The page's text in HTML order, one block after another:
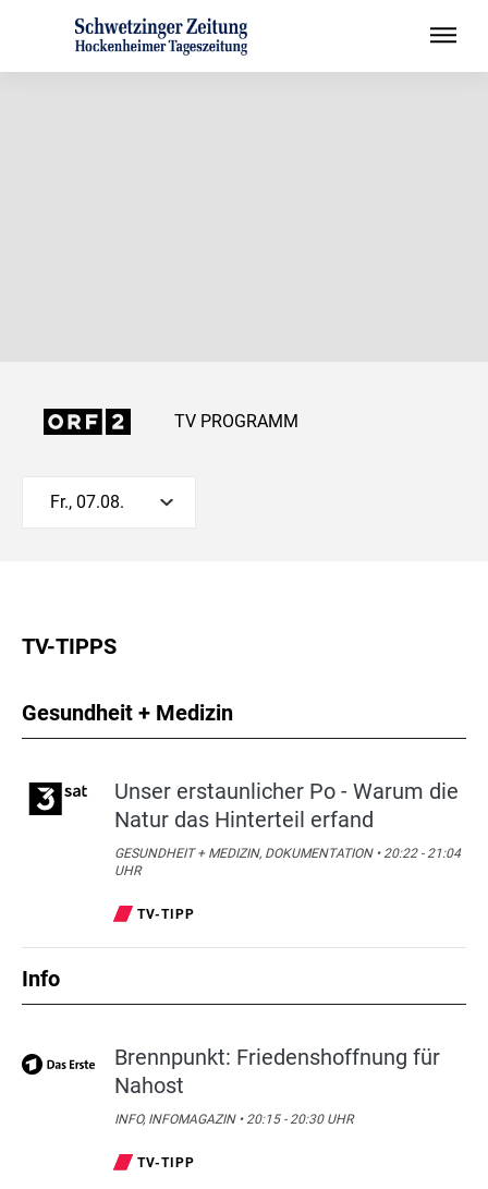
TV PROGRAMM
Fr., 07.08.
TV-TIPPS
Gesundheit + Medizin
Unser erstaunlicher Po - Warum die
Natur das Hinterteil erfand
GESUNDHEIT + MEDIZIN, DOKUMENTATION • 20:22 - 21:04
UHR
TV-TIPP
Info
Brennpunkt: Friedenshoffnung für
Nahost
INFO, INFOMAGAZIN • 20:15 - 20:30 UHR
TV-TIPP